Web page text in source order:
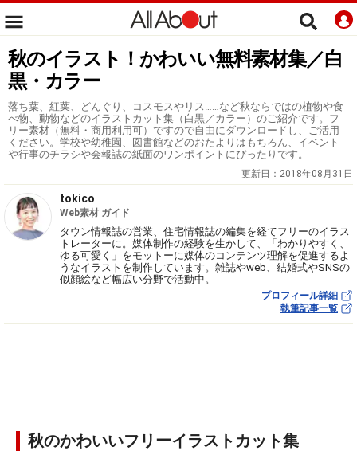
秋のイラスト！かわいい無料素材集／白
黒・カラー
落ち葉、紅葉、どんぐり、コスモスやリス……など秋ならではの植物や食
べ物、動物などのイラストカット集（白黒／カラー）のご紹介です。フ
リー素材（無料・商用利用可）ですので自由にダウンロードし、ご活用
ください。学校や幼稚園、図書館などのおたよりはもちろん、イベント
や行事のチラシや会報誌の紙面のワンポイントにぴったりです。
更新日： 2018年08月31日
tokico
Web素材 ガイド
タウン情報誌の営業、住宅情報誌の編集を経てフリーのイラス
トレーターに。媒体制作の経験を生かして、「わかりやすく、
ゆる可愛く」をモットーに媒体のコンテンツ理解を促進するよ
うなイラストを制作しています。雑誌やweb、結婚式やSNSの
似顔絵など幅広い分野で活動中。
プロフィール詳細
執筆記事一覧
秋のかわいいフリーイラストカット集